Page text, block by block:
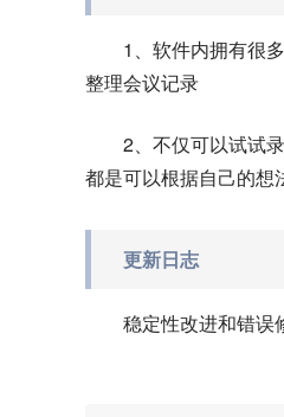
1、软件内拥有很
整理会议记录
2、不仅可以试试
都是可以根据自己的想
更新日志
稳定性改进和错误